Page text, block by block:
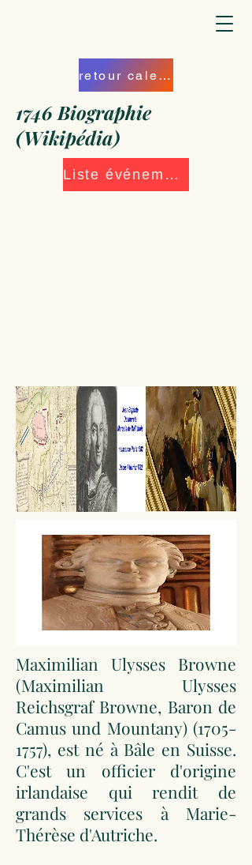
retour calendrier
1746 Biographie
(Wikipédia)
Liste événements
Maximilian Ulysses Browne
(Maximilian Ulysses
Reichsgraf Browne, Baron de
Camus und Mountany) (1705-
1757), est né à Bâle en Suisse.
C'est un officier d'origine
irlandaise qui rendit de
grands services à Marie-
Thérèse d'Autriche.